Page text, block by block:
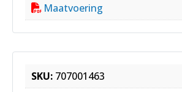
Maatvoering
SKU: 707001463